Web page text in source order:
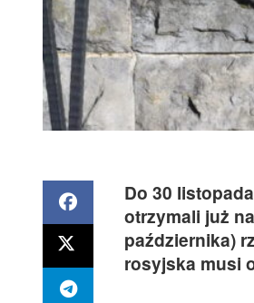
Do 30
otrzymali już
października)
rosyjska musi